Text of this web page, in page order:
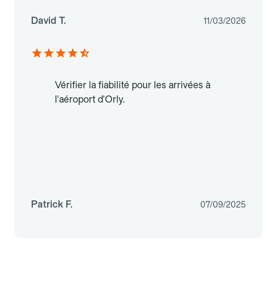
David T. 11/03/2026
Vérifier la fiabilité pour les arrivées à
l'aéroport d'Orly.
Patrick F. 07/09/2025